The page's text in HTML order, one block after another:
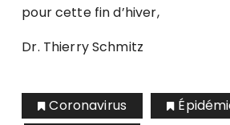
pour cette fin d’hiver,
Dr. Thierry Schmitz
Coronavirus